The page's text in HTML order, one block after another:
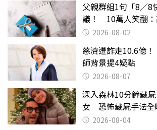
父親群組1句「8／8
議！ 10萬人笑翻：
父親節
2026-08-02
慈濟遭詐走10.6億
師背景提4疑點
2026-08-07
深入森林10分鐘藏
女 恐怖藏屍手法全
2026-08-04